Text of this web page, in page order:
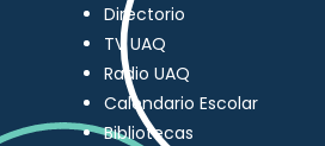
Directorio
TV UAQ
Radio UAQ
Calendario Escolar
Bibliotecas